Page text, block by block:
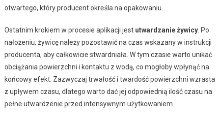
otwartego, który producent określa na opakowaniu.
Ostatnim krokiem w procesie aplikacji jest utwardzanie żywicy. Po
nałożeniu, żywicę należy pozostawić na czas wskazany w instrukcji
producenta, aby całkowicie stwardniała. W tym czasie warto unikać
obciążania powierzchni i kontaktu z wodą, co mogłoby wpłynąć na
końcowy efekt. Zazwyczaj trwałość i twardość powierzchni wzrasta
z upływem czasu, dlatego warto dać jej odpowiednią ilość czasu na
pełne utwardzenie przed intensywnym użytkowaniem.